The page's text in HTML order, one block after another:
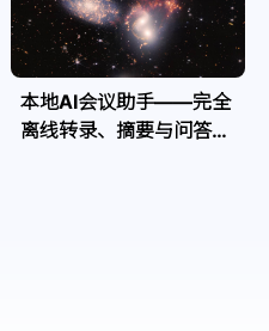
本地AI会议助手——完全
离线转录、摘要与问答，